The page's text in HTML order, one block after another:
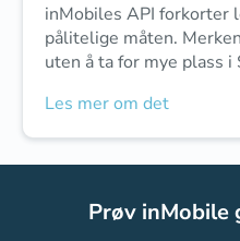
inMobiles API forkorter
pålitelige måten.
uten å ta for mye plass i
Les mer om det
Prøv inMobile